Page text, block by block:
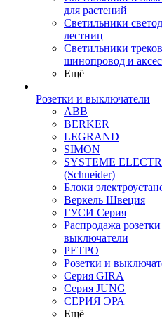
для растений
Светильники
лестниц
Светильники
шинопровод и
Ещё
Розетки и выключатели
ABB
BERKER
LEGRAND
SIMON
SYSTEME
(Schneider)
Блоки
Веркель Швеция
ГУСИ Серия
Распродажа
выключатели
РЕТРО
Розетки и
Серия GIRA
Серия JUNG
СЕРИЯ ЭРА
Ещё